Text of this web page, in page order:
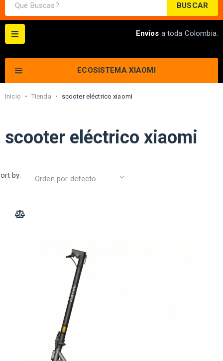
BUSCAR
ECOSISTEMA XIAOMI
Envíos a toda Colombia.
Inicio • Tienda • scooter eléctrico xiaomi
scooter eléctrico xiaomi
by: